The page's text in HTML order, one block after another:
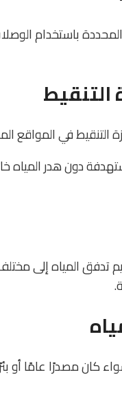
باستخدام
التنقيط في المواقع
دون هدر المياه
تدفق المياه إلى
كان مصدرًا عامًا أو